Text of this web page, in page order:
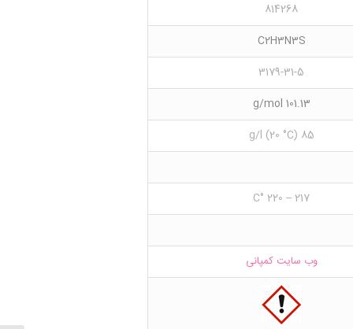
814268
C2H3N3S
3179-31-5
101.13 g/mol
85 g/l (20 °C)
217 – 220 °C
وب سایت کمپانی